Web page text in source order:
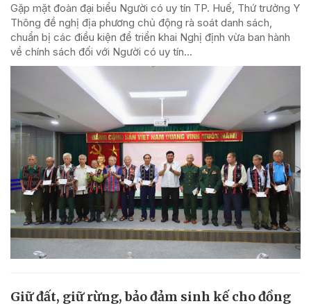
Gặp mặt đoàn đại biểu Người có uy tín TP. Huế, Thứ trưởng Y
Thông đề nghị địa phương chủ động rà soát danh sách,
chuẩn bị các điều kiện để triển khai Nghị định vừa ban hành
về chính sách đối với Người có uy tín...
Giữ đất, giữ rừng, bảo đảm sinh kế cho đồng